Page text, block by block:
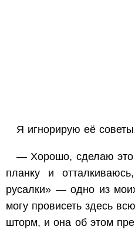
Я игнорирую её
— Хорошо, сделаю
планку и
русалки» — одно из
могу провисеть здесь
шторм, и она об этом